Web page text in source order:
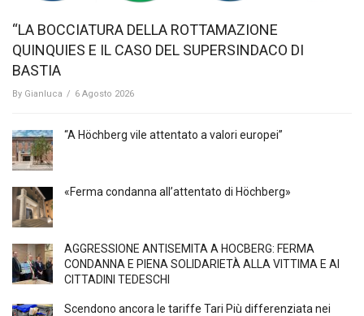
“LA BOCCIATURA DELLA ROTTAMAZIONE
QUINQUIES E IL CASO DEL SUPERSINDACO DI
BASTIA
By Gianluca / 6 Agosto 2026
“A Höchberg vile attentato a valori europei”
«Ferma condanna all’attentato di Höchberg»
AGGRESSIONE ANTISEMITA A HÖCBERG: FERMA
CONDANNA E PIENA SOLIDARIETÀ ALLA VITTIMA E AI
CITTADINI TEDESCHI
Scendono ancora le tariffe Tari Più differenziata nei